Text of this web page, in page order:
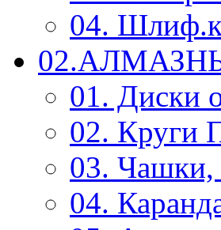
04.
01. Диски
02. Круги
03. Чашки,
04.